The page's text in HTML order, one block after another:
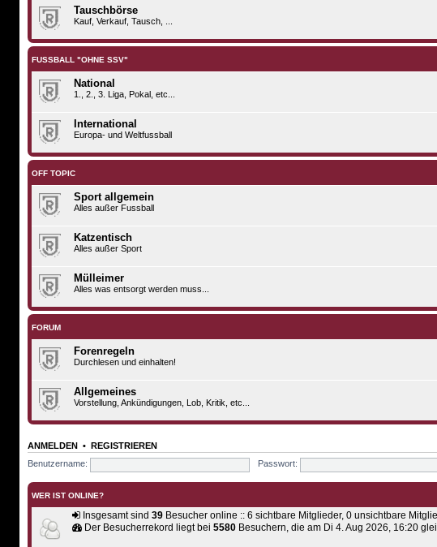
Tauschbörse
Kauf, Verkauf, Tausch, ...
FUSSBALL "OHNE SSV"
National
1., 2., 3. Liga, Pokal, etc...
International
Europa- und Weltfussball
OFF TOPIC
Sport allgemein
Alles außer Fussball
Katzentisch
Alles außer Sport
Mülleimer
Alles was entsorgt werden muss...
FORUM
Forenregeln
Durchlesen und einhalten!
Allgemeines
Vorstellung, Ankündigungen, Lob, Kritik, etc...
ANMELDEN• REGISTRIEREN
Benutzername:
Passwort:
WER IST ONLINE?
Insgesamt sind 39Besucher online :: 6 sichtbare Mitglieder, 0 unsichtbare
Der Besucherrekord liegt bei 5580Besuchern, die am Di 4. Aug 2026, 16:20